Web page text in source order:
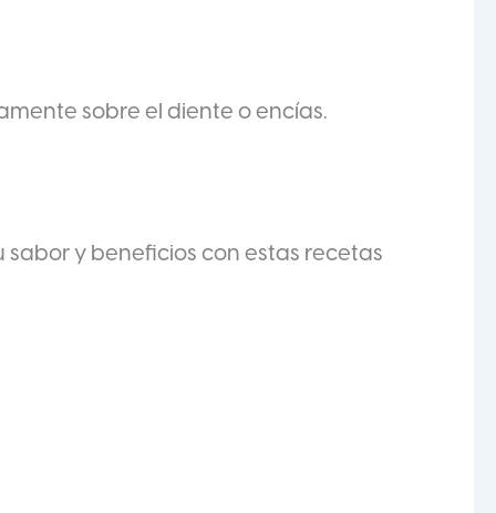
sobre el diente o encías.
y beneficios con estas recetas